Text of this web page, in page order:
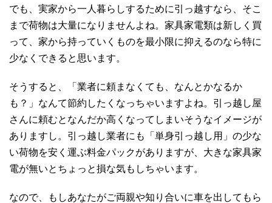
でも、実家から一人暮らしするために引っ越すなら、そこ
まで荷物は大量になりませんよね。家具家電類は新しく買
って、家から持っていくものを最小限に抑えるのなら特に
少なくできると思います。
そうすると、「業者に頼まなくても、なんとかなるか
も？」なんて節約したくなっちゃいますよね。引っ越し屋
さんに頼むとなんだか高くなってしまいそうなイメージが
ありますし。引っ越し業者にも「単身引っ越し用」の少な
い荷物を安く運ぶ料金パックがありますが、大きな家具家
電が無いとちょっと損な気もしちゃいます。
なので、もしあなたがご両親や知り合いに車を出してもら